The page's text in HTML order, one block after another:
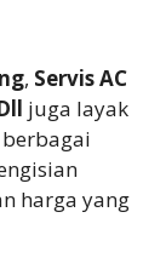
, Servis AC
juga layak
harga yang